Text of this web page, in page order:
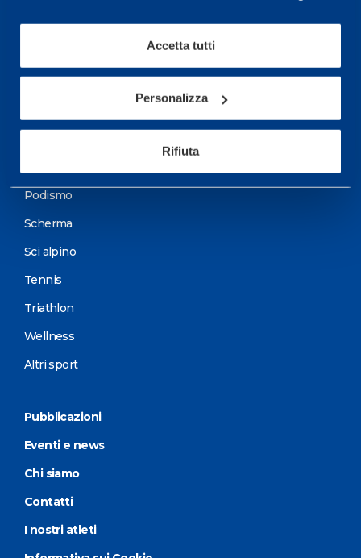
Accetta tutti
Personalizza
Rifiuta
Podismo
Scherma
Sci alpino
Tennis
Triathlon
Wellness
Altri sport
Pubblicazioni
Eventi e news
Chi siamo
Contatti
I nostri atleti